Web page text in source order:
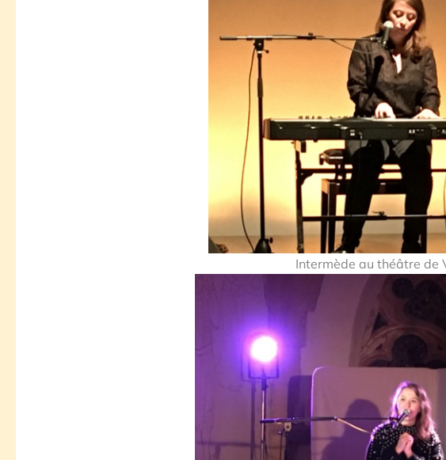
Intermède au théâtre de